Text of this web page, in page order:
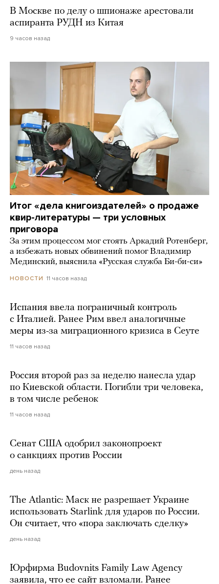
В Москве по делу о шпионаже арестовали
аспиранта РУДН из Китая
9 часов назад
Итог «дела книгоиздателей» о продаже
квир-литературы — три условных
приговора
За этим процессом мог стоять Аркадий Ротенберг,
а избежать новых обвинений помог Владимир
Мединский, выяснила «Русская служба Би-би-си»
НОВОСТИ 11 часов назад
Испания ввела пограничный контроль
с Италией. Ранее Рим ввел аналогичные
меры из-за миграционного кризиса в Сеуте
11 часов назад
Россия второй раз за неделю нанесла удар
по Киевской области. Погибли три человека,
в том числе ребенок
11 часов назад
Сенат США одобрил законопроект
о санкциях против России
день назад
The Atlantic: Маск не разрешает Украине
использовать Starlink для ударов по России.
Он считает, что «пора заключать сделку»
день назад
Юрфирма Budovnits Family Law Agency
заявила, что ее сайт взломали. Ранее